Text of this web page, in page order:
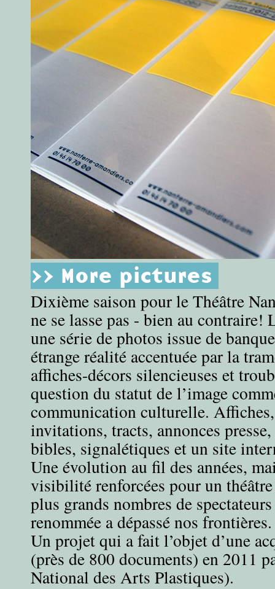
>> More pictures
Dixième saison pour le Théâtre
ne se lasse pas - bien au contraire!
une série de photos issue de
étrange réalité accentuée par la
affiches-décors silencieuses et
question du statut de l’image
communication culturelle.
invitations, tracts, annonces
bibles, signalétiques et un site
Une évolution au fil des années,
visibilité renforcées pour un
plus grands nombres de
renommée a dépassé nos frontières.
Un projet qui a fait l’objet d’une
(près de 800 documents) en 2011
National des Arts Plastiques).